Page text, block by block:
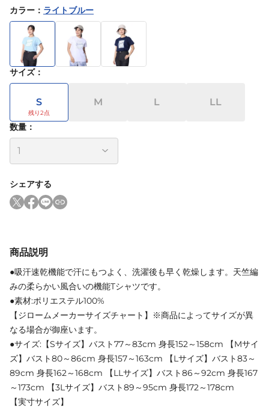
カラー ： ライトブルー
サイズ：
S M L LL
数量：
シェアする
商品説明
●吸汗速乾機能で汗にもつよく、洗濯後も早く乾燥します。天竺編
みの柔らかい風合いの機能Tシャツです。
●素材:ポリエステル100%
【ジロームメーカーサイズチャート】※商品によってサイズが異
なる場合が御座います。
●サイズ:【Sサイズ】バスト77～83cm 身長152～158cm 【Mサイ
ズ】バスト80～86cm 身長157～163cm 【Lサイズ】バスト83～
89cm 身長162～168cm 【LLサイズ】バスト86～92cm 身長167
～173cm 【3Lサイズ】バスト89～95cm 身長172～178cm
【実寸サイズ】